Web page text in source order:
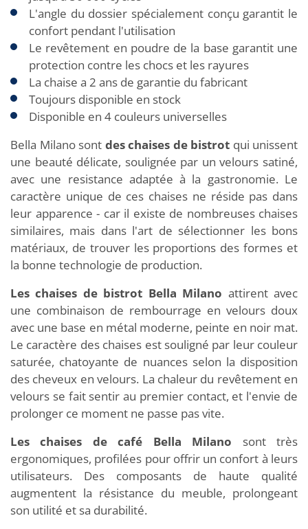
L'angle du dossier spécialement conçu garantit le
confort pendant l'utilisation
Le revêtement en poudre de la base garantit une
protection contre les chocs et les rayures
La chaise a 2 ans de garantie du fabricant
Toujours disponible en stock
Disponible en 4 couleurs universelles
Bella Milano sont des chaises de bistrot qui unissent
une beauté délicate, soulignée par un velours satiné,
avec une resistance adaptée à la gastronomie. Le
caractère unique de ces chaises ne réside pas dans
leur apparence - car il existe de nombreuses chaises
similaires, mais dans l'art de sélectionner les bons
matériaux, de trouver les proportions des formes et
la bonne technologie de production.
Les chaises de bistrot Bella Milano attirent avec
une combinaison de rembourrage en velours doux
avec une base en métal moderne, peinte en noir mat.
Le caractère des chaises est souligné par leur couleur
saturée, chatoyante de nuances selon la disposition
des cheveux en velours. La chaleur du revêtement en
velours se fait sentir au premier contact, et l'envie de
prolonger ce moment ne passe pas vite.
Les chaises de café Bella Milano sont très
ergonomiques, profilées pour offrir un confort à leurs
utilisateurs. Des composants de haute qualité
augmentent la résistance du meuble, prolongeant
son utilité et sa durabilité.